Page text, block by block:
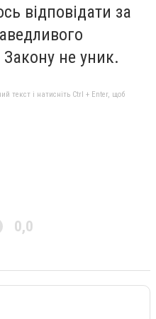
відповідати за
не уник.
текст і натисніть Ctrl + Enter, щоб
0,0